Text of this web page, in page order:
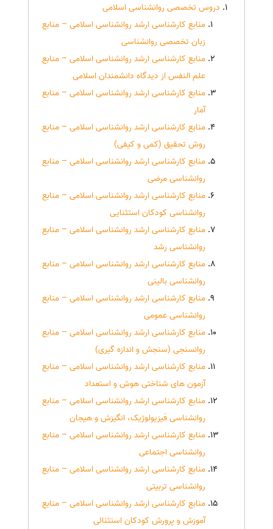
دروس تخصصی روانشناسی اسلامی
منابع کارشناسی ارشد روانشناسی اسلامی – منابع
زبان تخصصی روانشناسی
منابع کارشناسی ارشد روانشناسی اسلامی – منابع
علم النفس از دیدگاه دانشمندان اسلامی
منابع کارشناسی ارشد روانشناسی اسلامی – منابع
آمار
منابع کارشناسی ارشد روانشناسی اسلامی – منابع
روش تحقیق (کمی و کیفی)
منابع کارشناسی ارشد روانشناسی اسلامی – منابع
روانشناسی مرضی
منابع کارشناسی ارشد روانشناسی اسلامی – منابع
روانشناسی کودکان استثنایی
منابع کارشناسی ارشد روانشناسی اسلامی – منابع
روانشناسی رشد
منابع کارشناسی ارشد روانشناسی اسلامی – منابع
روانشناسی بالینی
منابع کارشناسی ارشد روانشناسی اسلامی – منابع
روانشناسی عمومی
منابع کارشناسی ارشد روانشناسی اسلامی – منابع
روانسنجی (سنجش و اندازه گیری)
منابع کارشناسی ارشد روانشناسی اسلامی – منابع
آزمون های شناختی هوش و استعداد
منابع کارشناسی ارشد روانشناسی اسلامی – منابع
روانشناسی فیزیولوژیک، انگیزش و هیجان
منابع کارشناسی ارشد روانشناسی اسلامی – منابع
روانشناسی اجتماعی
منابع کارشناسی ارشد روانشناسی اسلامی – منابع
روانشناسی تربیتی
منابع کارشناسی ارشد روانشناسی اسلامی – منابع
آموزش و پرورش کودکان استثنائی